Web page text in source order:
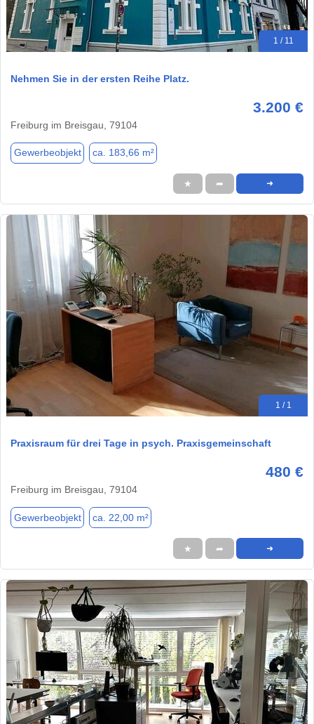
1 / 11
Nehmen Sie in der ersten Reihe Platz.
3.200 €
Freiburg im Breisgau, 79104
Gewerbeobjekt ca. 183,66 m²
★ ➦ ➜
1 / 1
Praxisraum für drei Tage in psych. Praxisgemeinschaft
480 €
Freiburg im Breisgau, 79104
Gewerbeobjekt ca. 22,00 m²
★ ➦ ➜